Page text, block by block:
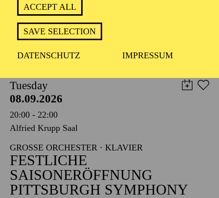
ACCEPT ALL
SAVE SELECTION
DATENSCHUTZ IMPRESSUM
TICKETS
8,00€
Tuesday
08.09.2026
20:00 - 22:00
Alfried Krupp Saal
GROSSE ORCHESTER · KLAVIER
FESTLICHE
SAISONERÖFFNUNG
PITTSBURGH SYMPHONY